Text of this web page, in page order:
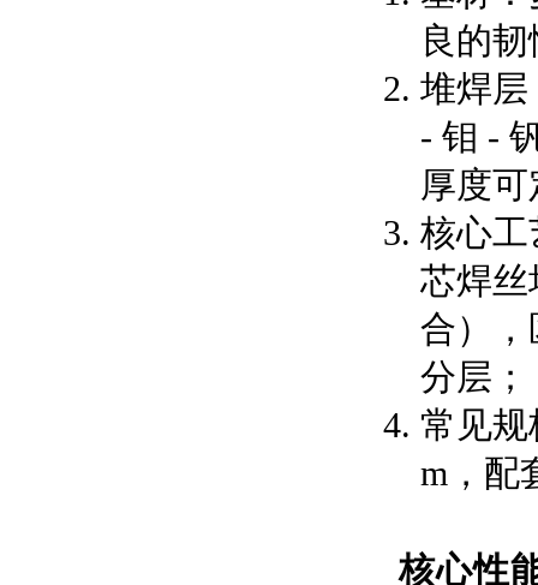
良的
堆焊层
- 钼 -
厚度可
核心工
芯焊丝
合），
分层；
常见规
m，配
核心性